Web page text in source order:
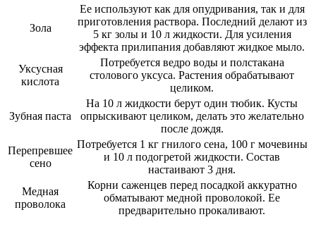
Зола
Ее используют как для опудривания, так и для
приготовления раствора. Последний делают из
5 кг золы и 10 л жидкости. Для усиления
эффекта прилипания добавляют жидкое мыло.
Уксусная
кислота
Потребуется ведро воды и полстакана
столового уксуса. Растения обрабатывают
целиком.
Зубная паста
На 10 л жидкости берут один тюбик. Кусты
опрыскивают целиком, делать это желательно
после дождя.
Перепревшее
сено
Потребуется 1 кг гнилого сена, 100 г мочевины
и 10 л подогретой жидкости. Состав
настаивают 3 дня.
Медная
проволока
Корни саженцев перед посадкой аккуратно
обматывают медной проволокой. Ее
предварительно прокаливают.